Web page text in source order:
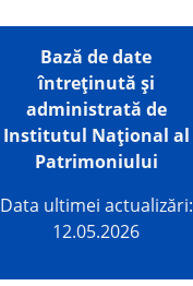
Bază de date
întreţinută şi
administrată de
Institutul Național al
Patrimoniului
Data ultimei actualizări:
12.05.2026